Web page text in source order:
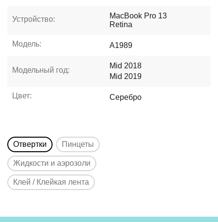
Устройство:
MacBook Pro 13
Retina
Модель: A1989
Модельный год:
Mid 2018
Mid 2019
Цвет: Серебро
Отвертки Пинцеты
Жидкости и аэрозоли
Клей / Клейкая лента